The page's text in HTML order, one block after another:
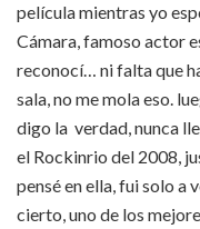
película mientras yo
Cámara, famoso actor
reconocí… ni falta que
sala, no me mola eso.
digo la verdad, nunca
el Rockinrio del 2008,
pensé en ella, fui solo a
cierto, uno de los